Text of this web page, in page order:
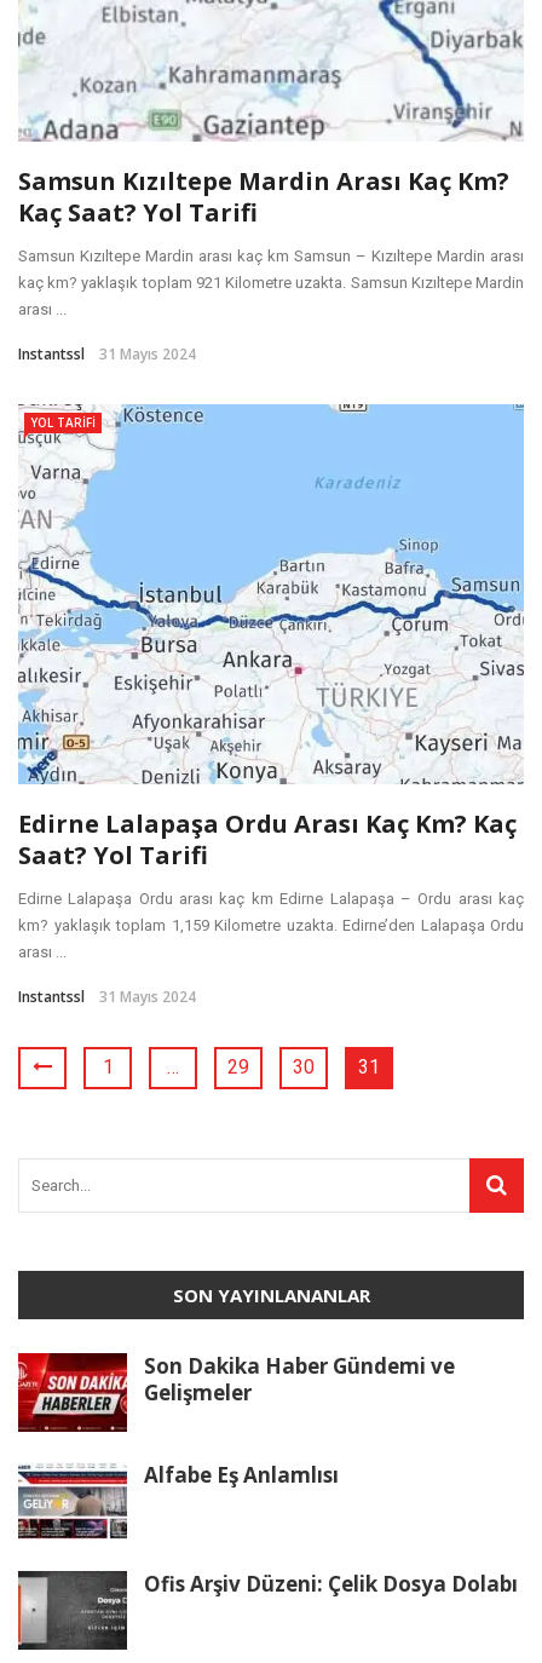
Samsun Kızıltepe Mardin Arası Kaç Km?
Kaç Saat? Yol Tarifi
Samsun Kızıltepe Mardin arası kaç km Samsun – Kızıltepe Mardin arası
kaç km? yaklaşık toplam 921 Kilometre uzakta. Samsun Kızıltepe Mardin
arası ...
Instantssl 31 Mayıs 2024
YOL TARIFI
Edirne Lalapaşa Ordu Arası Kaç Km? Kaç
Saat? Yol Tarifi
Edirne Lalapaşa Ordu arası kaç km Edirne Lalapaşa – Ordu arası kaç
km? yaklaşık toplam 1,159 Kilometre uzakta. Edirne’den Lalapaşa Ordu
arası ...
Instantssl 31 Mayıs 2024
1 … 29 30 31
SON YAYINLANANLAR
Son Dakika Haber Gündemi ve
Gelişmeler
Alfabe Eş Anlamlısı
Ofis Arşiv Düzeni: Çelik Dosya Dolabı